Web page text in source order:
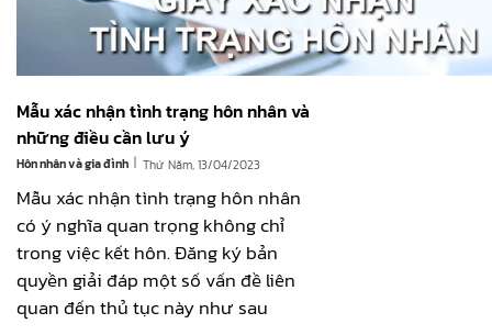
Mẫu xác nhận tình trạng hôn nhân và
những điều cần lưu ý
Hôn nhân và gia đình | Thứ Năm, 13/04/2023
Mẫu xác nhận tình trạng hôn nhân
có ý nghĩa quan trọng không chỉ
trong việc kết hôn. Đăng ký bản
quyền giải đáp một số vấn đề liên
quan đến thủ tục này như sau